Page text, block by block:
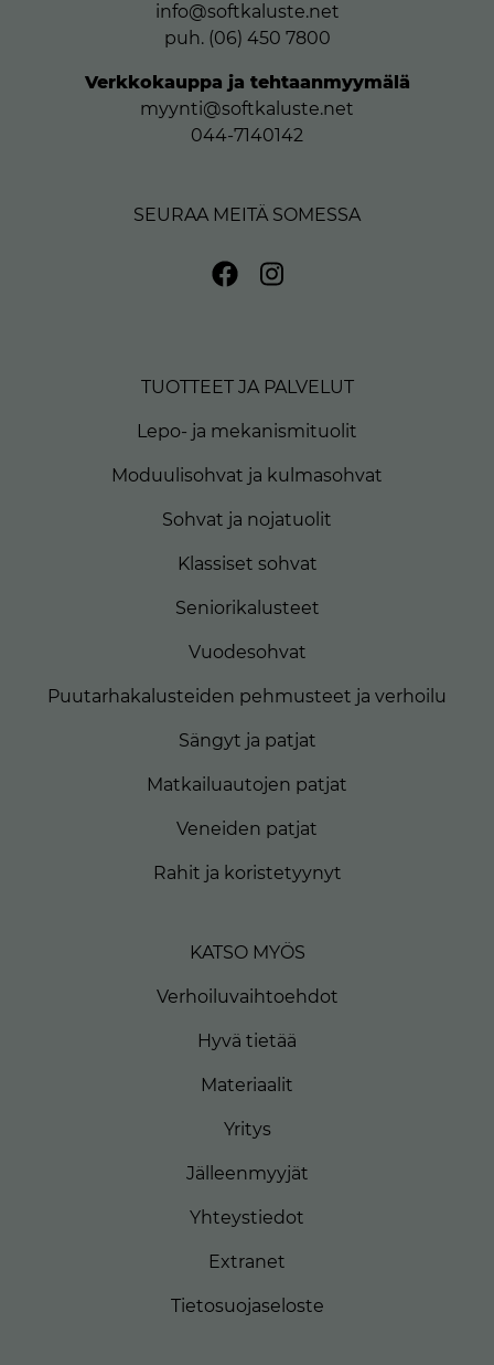
info@softkaluste.net
puh. (06) 450 7800
Verkkokauppa ja tehtaanmyymälä
myynti@softkaluste.net
044-7140142
SEURAA MEITÄ SOMESSA
TUOTTEET JA PALVELUT
Lepo- ja mekanismituolit
Moduulisohvat ja kulmasohvat
Sohvat ja nojatuolit
Klassiset sohvat
Seniorikalusteet
Vuodesohvat
Puutarhakalusteiden pehmusteet ja verhoilu
Sängyt ja patjat
Matkailuautojen patjat
Veneiden patjat
Rahit ja koristetyynyt
KATSO MYÖS
Verhoiluvaihtoehdot
Hyvä tietää
Materiaalit
Yritys
Jälleenmyyjät
Yhteystiedot
Extranet
Tietosuojaseloste